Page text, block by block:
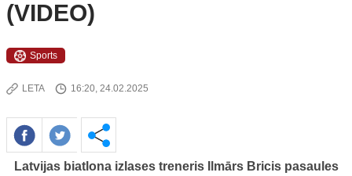
(VIDEO)
Sports
LETA 16:20, 24.02.2025
Latvijas biatlona izlases treneris Ilmārs Bricis pasaules